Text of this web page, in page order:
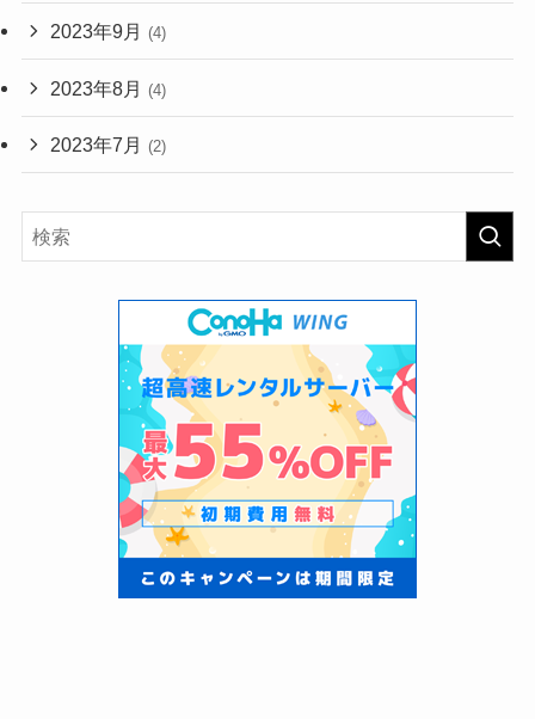
2023年9月 (4)
2023年8月 (4)
2023年7月 (2)